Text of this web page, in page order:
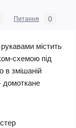
Питання 0
містить
схемою під
в змішаній
домоткане